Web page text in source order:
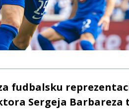
fudbalsku
Sergeja Barbareza